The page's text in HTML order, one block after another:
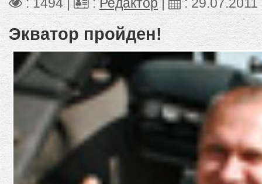
: 1494 | : Редактор : 29.07.2011
Экватор пройден!